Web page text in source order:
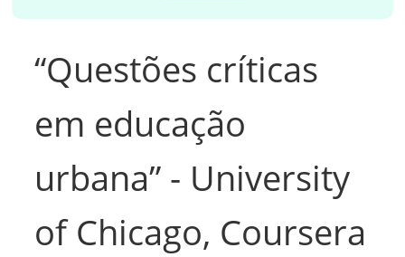
“Questões críticas
em educação
urbana” - University
of Chicago, Coursera